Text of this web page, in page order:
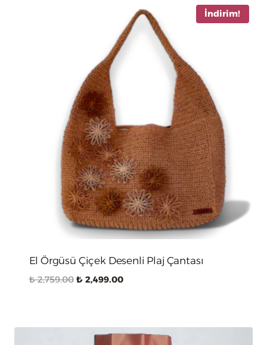
İndirim!
El Örgüsü Çiçek Desenli Plaj Çantası
₺2,759.00 Orijinal
₺2,499.00Şu